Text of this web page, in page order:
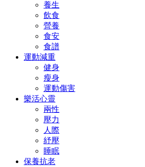
養生
飲食
營養
食安
食譜
運動減重
健身
瘦身
運動傷害
樂活心靈
兩性
壓力
人際
紓壓
睡眠
保養抗老